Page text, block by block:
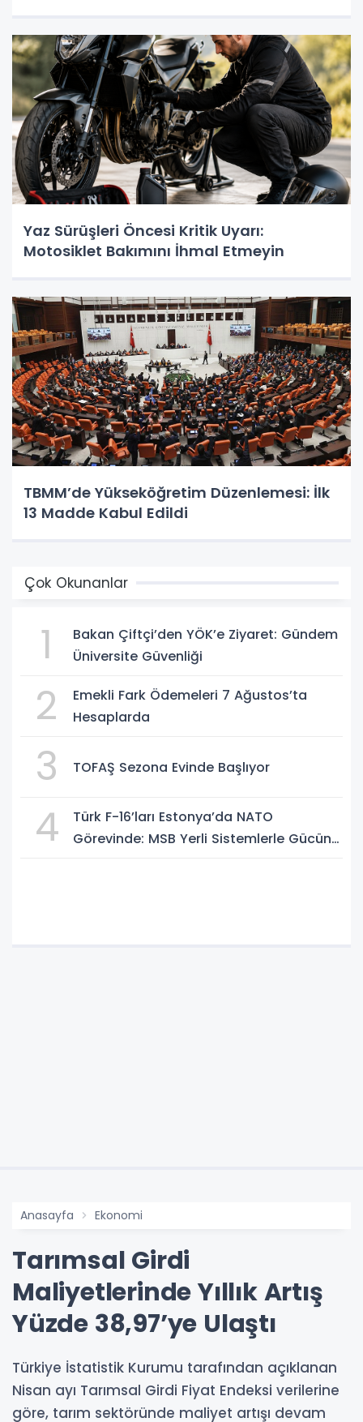
Yaz Sürüşleri Öncesi Kritik Uyarı:
Motosiklet Bakımını İhmal Etmeyin
TBMM’de Yükseköğretim Düzenlemesi: İlk
13 Madde Kabul Edildi
Çok Okunanlar
1
Bakan Çiftçi’den YÖK’e Ziyaret: Gündem
Üniversite Güvenliği
2
Emekli Fark Ödemeleri 7 Ağustos’ta
Hesaplarda
3 TOFAŞ Sezona Evinde Başlıyor
4
Türk F-16’ları Estonya’da NATO
Görevinde: MSB Yerli Sistemlerle Gücünü
Anasayfa Ekonomi
Tarımsal Girdi
Maliyetlerinde Yıllık Artış
Yüzde 38,97’ye Ulaştı
Türkiye İstatistik Kurumu tarafından açıklanan
Nisan ayı Tarımsal Girdi Fiyat Endeksi verilerine
göre, tarım sektöründe maliyet artışı devam